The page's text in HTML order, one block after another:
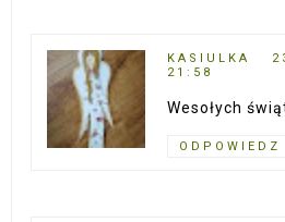
KASIULKA
21:58
Wesołych
ODPOWIEDZ